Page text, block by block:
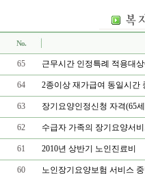
No.
65 근무시간 인정특례 적용대
64 2종이상 재가급여 동일시간
63 장기요양인정신청 자격(65
62 수급자 가족의 장기요양서
61 2010년 상반기 노인진료비
60 노인장기요양보험 서비스